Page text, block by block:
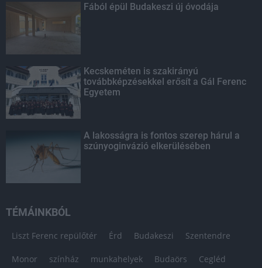
Fából épül Budakeszi új óvodája
Kecskeméten is szakirányú
továbbképzésekkel erősít a Gál Ferenc
Egyetem
A lakosságra is fontos szerep hárul a
szúnyoginvázió elkerülésében
TÉMÁINKBÓL
Liszt Ferenc repülőtér Érd Budakeszi Szentendre
Monor színház munkahelyek Budaörs Cegléd